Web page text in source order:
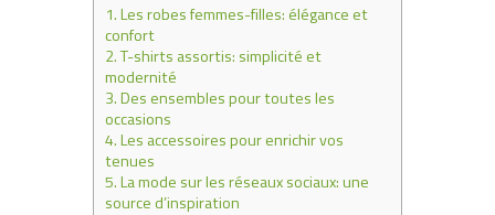
1.Les robes femmes-filles: élégance et
confort
2.T-shirts assortis: simplicité et
modernité
3.Des ensembles pour toutes les
occasions
4.Les accessoires pour enrichir vos
tenues
5.La mode sur les réseaux sociaux: une
source d’inspiration